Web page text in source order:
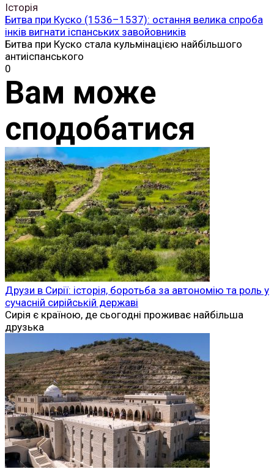
Історія
Битва при Куско (1536–1537): остання велика спроба
інків вигнати іспанських завойовників
Битва при Куско стала кульмінацією найбільшого
антиіспанського
0
Вам може
сподобатися
Друзи в Сирії: історія, боротьба за автономію та роль у
сучасній сирійській державі
Сирія є країною, де сьогодні проживає найбільша
друзька